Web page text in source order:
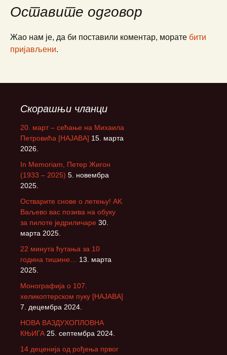
Оставите одговор
Жао нам је, да би поставили коментар, морате бити
пријављени.
Скорашњи чланци
20. март – сећање на Михаила
Петровића [НАЈАВА] 15. марта
2026.
In Memoriam, Петер Жигон
(1933 – 2025) 5. новембра
2025.
Остварите снове о летењу! АK
Ваљево вас позива на обуку
за пилоте једриличаре 30.
марта 2025.
22 минута ћутања за 10
година тишине…
13. марта
2025.
Монографија о 107.
хеликоптерском пуку [НАЈАВА]
7. децембра 2024.
НОВА ВАЗДУХОПЛОВНА
КЊИГА 25. септембра 2024.
14 деценија од рођења првог